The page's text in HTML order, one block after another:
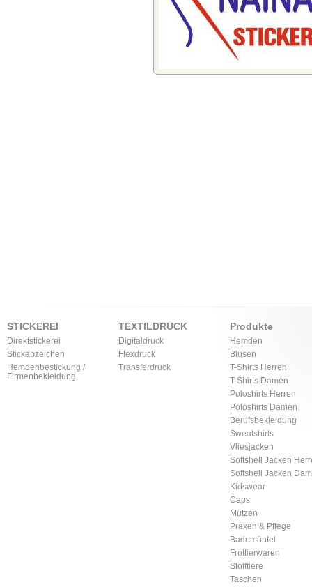
STICKEREI
Direktstickerei
Stickabzeichen
Hemdenbestickung /
Firmenbekleidung
TEXTILDRUCK
Digitaldruck
Flexdruck
Transferdruck
Produkte
Hemden
Blusen
T-Shirts Herren
T-Shirts Damen
Poloshirts Herren
Poloshirts Damen
Berufsbekleidung
Sweatshirts
Vliesjacken
Softshell Jacken
Softshell Jacken
Kidswear
Caps
Mützen
Praxen & Pflege
Bademäntel
Frottierwaren
Stofftiere
Taschen